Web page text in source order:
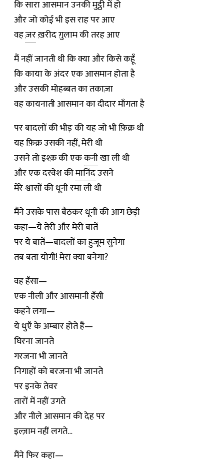
कि सारा आसमान उनकी मुट्ठी में हो
और जो कोई भी इस राह पर आए
वहज़रख़रीद ग़ुलाम की तरह आए
मैं नहीं जानती थी कि क्या और किसे कहूँ
कि काया के अंदर एक आसमान होता है
और उसकी मोहब्बत का तकाज़ा
वह कायनाती आसमान का दीदार माँगता है
पर बादलों की भीड़ की यह जो भी फ़िक्र थी
यह फ़िक्र उसकी नहीं, मेरी थी
उसने तो इश्क़ की एककनीखा ली थी
और एक दरवेश कीमानिंदउसने
मेरे श्वासों की धूनी रमा ली थी
मैंने उसके पास बैठकर धूनी की आग छेड़ी
कहा—ये तेरी और मेरी बातें
पर ये बातें—बादलों का हुजूम सुनेगा
तब बता योगी! मेरा क्या बनेगा?
वह हँसा—
एक नीली और आसमानी हँसी
कहने लगा—
ये धुएँ के अम्बार होते हैं—
घिरना जानते
गरजना भी जानते
निगाहों को बरजना भी जानते
पर इनके तेवर
तारों में नहीं उगते
और नीले आसमान की देह पर
इल्ज़ाम नहीं लगते…
मैंने फिर कहा—